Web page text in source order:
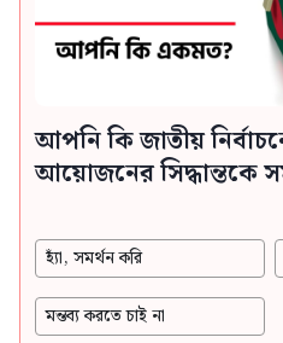
আপনি কি জাতীয়
আয়োজনের সিদ্ধান্তকে
হ্যাঁ, সমর্থন করি
মন্তব্য করতে চাই না